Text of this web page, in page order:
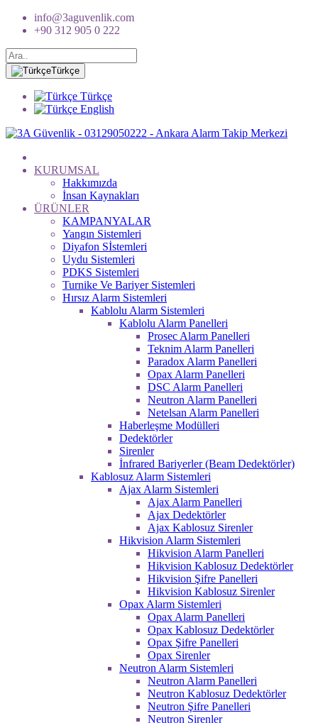
info@3aguvenlik.com
+90 312 905 0 222
Türkçe
Türkçe
English
KURUMSAL
Hakkımızda
İnsan Kaynakları
ÜRÜNLER
KAMPANYALAR
Yangın Sistemleri
Diyafon Sİstemleri
Uydu Sistemleri
PDKS Sistemleri
Turnike Ve Bariyer Sistemleri
Hırsız Alarm Sistemleri
Kablolu Alarm Sistemleri
Kablolu Alarm Panelleri
Prosec Alarm Panelleri
Teknim Alarm Panelleri
Paradox Alarm Panelleri
Opax Alarm Panelleri
DSC Alarm Panelleri
Neutron Alarm Panelleri
Netelsan Alarm Panelleri
Haberleşme Modülleri
Dedektörler
Sirenler
İnfrared Bariyerler (Beam Dedektörler)
Kablosuz Alarm Sistemleri
Ajax Alarm Sistemleri
Ajax Alarm Panelleri
Ajax Dedektörler
Ajax Kablosuz Sirenler
Hikvision Alarm Sistemleri
Hikvision Alarm Panelleri
Hikvision Kablosuz Dedektörler
Hikvision Şifre Panelleri
Hikvision Kablosuz Sirenler
Opax Alarm Sistemleri
Opax Alarm Panelleri
Opax Kablosuz Dedektörler
Opax Şifre Panelleri
Opax Sirenler
Neutron Alarm Sistemleri
Neutron Alarm Panelleri
Neutron Kablosuz Dedektörler
Neutron Şifre Panelleri
Neutron Sirenler